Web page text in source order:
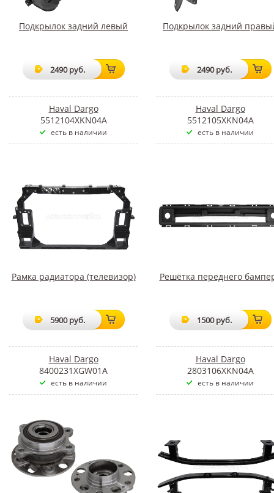
Подкрылок задний левый
2490 руб.
Haval Dargo
5512104XKN04A
есть в наличии
Подкрылок задний
2490 руб.
Haval Dargo
5512105XKN04A
есть в наличии
Рамка радиатора (телевизор)
5900 руб.
Haval Dargo
8400231XGW01A
есть в наличии
Решётка переднего
1500 руб.
Haval Dargo
2803106XKN04A
есть в наличии